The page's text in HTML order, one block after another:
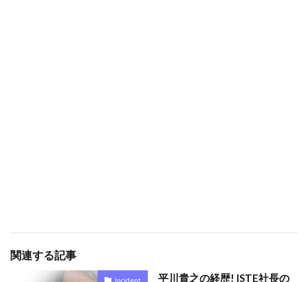
関連する記事
Incident
平川貴之の経歴! ISTE社長の